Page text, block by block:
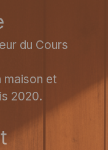
du Cours
maison et
2020.